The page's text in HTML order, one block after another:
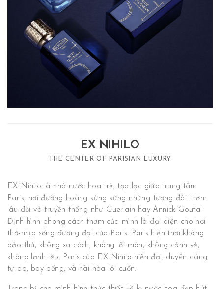
EX NIHILO
THE CENTER OF PARISIAN LUXURY
EX Nihilo là nhà nước hoa trẻ, tọa lạc giữa trung tâm
Paris, nơi đường hoàng sừng sững những tượng đài thơm
lâu đời và truyền thống như Guerlain hay Annick Goutal.
Định hình phong cách thơm của mình là đại diện cho hơi
thở-nhịp sống đương đại của Paris. Paris hiện thời không
bảo thủ, không xa cách, không lối mòn, không cảnh vẻ,
không lạnh lẽo. Paris của EX Nihilo hiện đại, duyên dáng,
tự do, bay bổng, và hài hòa lôi cuốn.